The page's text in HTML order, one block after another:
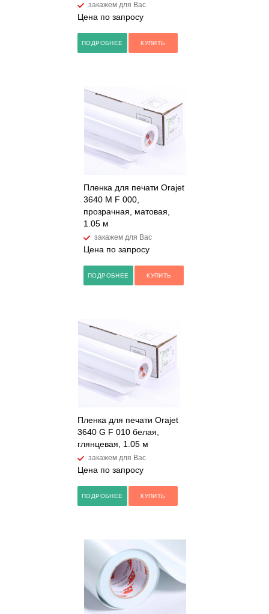
закажем для Вас
Цена по запросу
ПОДРОБНЕЕ КУПИТЬ
Пленка для печати Orajet
3640 M F 000,
прозрачная, матовая,
1.05 м
закажем для Вас
Цена по запросу
ПОДРОБНЕЕ КУПИТЬ
Пленка для печати Orajet
3640 G F 010 белая,
глянцевая, 1.05 м
закажем для Вас
Цена по запросу
ПОДРОБНЕЕ КУПИТЬ